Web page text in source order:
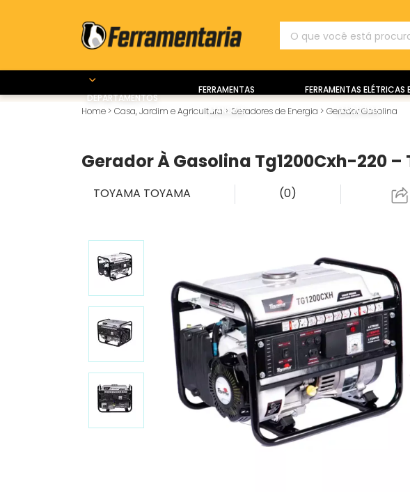
DEPARTAMENTOS
FERRAMENTAS
MANUAIS
FERRAMENTAS ELÉTRICAS
MÁQUINAS
Home > Casa, Jardim e Agricultura > Geradores de Energia > Gerador Gasolina
Gerador À Gasolina Tg1200Cxh-220
TOYAMA TOYAMA (0)